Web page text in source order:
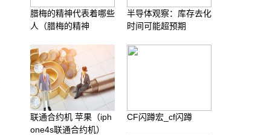
腊梅的精神代表着哪些
人（腊梅的精神
半导体观察：库存去化
时间可能超预期
联通合约机 苹果（iph
one4s联通合约机）
CF闪蹲宏_cf闪蹲